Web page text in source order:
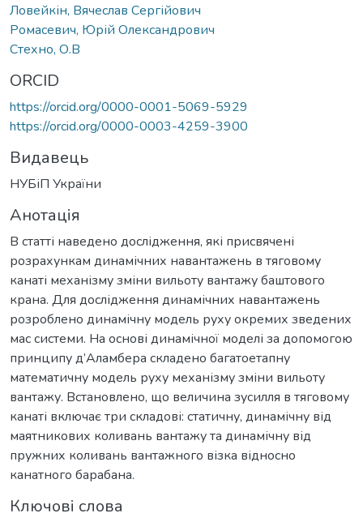
Ловейкін, Вячеслав Сергійович
Ромасевич, Юрій Олександрович
Стехно, О.В
ORCID
https://orcid.org/0000-0001-5069-5929
https://orcid.org/0000-0003-4259-3900
Видавець
НУБіП України
Анотація
В статті наведено дослідження, які присвячені
розрахункам динамічних навантажень в тяговому
канаті механізму зміни вильоту вантажу баштового
крана. Для дослідження динамічних навантажень
розроблено динамічну модель руху окремих зведених
мас системи. На основі динамічної моделі за допомогою
принципу д’Аламбера складено багатоетапну
математичну модель руху механізму зміни вильоту
вантажу. Встановлено, що величина зусилля в тяговому
канаті включає три складові: статичну, динамічну від
маятникових коливань вантажу та динамічну від
пружних коливань вантажного візка відносно
канатного барабана.
Ключові слова